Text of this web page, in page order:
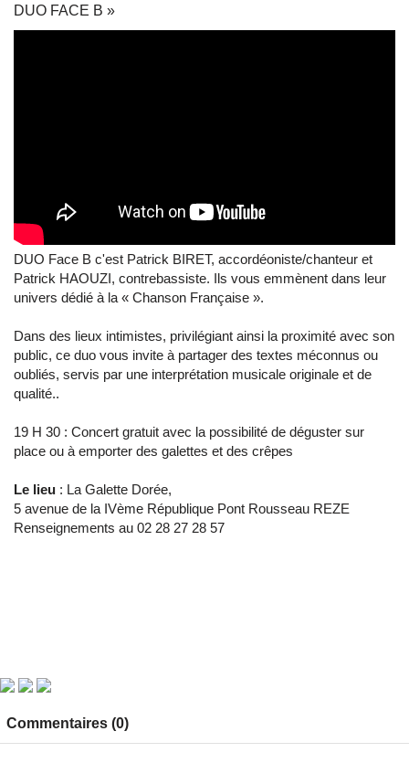
DUO FACE B »
DUO Face B c'est Patrick BIRET, accordéoniste/chanteur et
Patrick HAOUZI, contrebassiste. Ils vous emmènent dans leur
univers dédié à la « Chanson Française ».
Dans des lieux intimistes, privilégiant ainsi la proximité avec son
public, ce duo vous invite à partager des textes méconnus ou
oubliés, servis par une interprétation musicale originale et de
qualité..
19 H 30 : Concert gratuit avec la possibilité de déguster sur
place ou à emporter des galettes et des crêpes
Le lieu : La Galette Dorée,
5 avenue de la IVème République Pont Rousseau REZE
Renseignements au 02 28 27 28 57
Commentaires (0)